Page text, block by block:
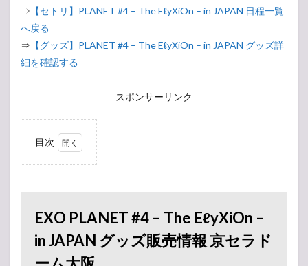
⇒ 【セトリ】PLANET #4 – The EℓyXiOn – in JAPAN 日程一覧
へ戻る
⇒ 【グッズ】PLANET #4 – The EℓyXiOn – in JAPAN グッズ詳
細を確認する
スポンサーリンク
目次
The
EℓyXiOn
– in
JAPAN
グッズ
EXO PLANET #4 – The EℓyXiOn –
in JAPAN グッズ販売情報 京セラド